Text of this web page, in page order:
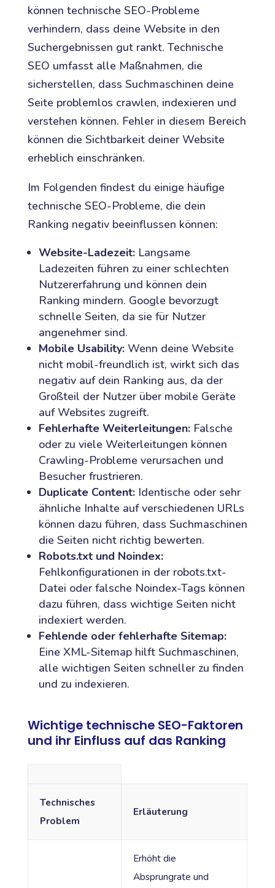
können technische SEO-Probleme
verhindern, dass deine Website in den
Suchergebnissen gut rankt. Technische
SEO umfasst alle Maßnahmen, die
sicherstellen, dass Suchmaschinen deine
Seite problemlos crawlen, indexieren und
verstehen können. Fehler in diesem Bereich
können die Sichtbarkeit deiner Website
erheblich einschränken.
Im Folgenden findest du einige häufige
technische SEO-Probleme, die dein
Ranking negativ beeinflussen können:
Website-Ladezeit:Langsame
Ladezeiten führen zu einer schlechten
Nutzererfahrung und können dein
Ranking mindern. Google bevorzugt
schnelle Seiten, da sie für Nutzer
angenehmer sind.
Mobile Usability:Wenn deine Website
nicht mobil-freundlich ist, wirkt sich das
negativ auf dein Ranking aus, da der
Großteil der Nutzer über mobile Geräte
auf Websites zugreift.
Fehlerhafte Weiterleitungen:Falsche
oder zu viele Weiterleitungen können
Crawling-Probleme verursachen und
Besucher frustrieren.
Duplicate Content:Identische oder sehr
ähnliche Inhalte auf verschiedenen URLs
können dazu führen, dass Suchmaschinen
die Seiten nicht richtig bewerten.
Robots.txt und Noindex:
Fehlkonfigurationen in der robots.txt-
Datei oder falsche Noindex-Tags können
dazu führen, dass wichtige Seiten nicht
indexiert werden.
Fehlende oder fehlerhafte Sitemap:
Eine XML-Sitemap hilft Suchmaschinen,
alle wichtigen Seiten schneller zu finden
und zu indexieren.
Wichtige technische SEO-Faktoren
und ihr Einfluss auf das Ranking
Technisches
Problem
Erläuterung
Erhöht die
Absprungrate und